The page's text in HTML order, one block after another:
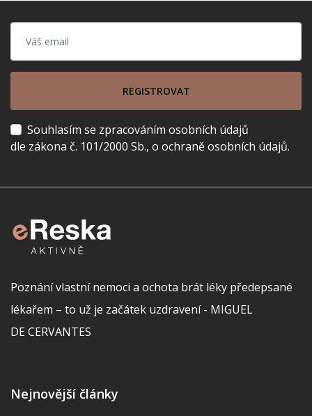
REGISTROVAT
Souhlasím se zpracováním osobních údajů
dle zákona č. 101/2000 Sb., o ochraně osobních údajů.
Poznání vlastní nemoci a ochota brát léky předepsané
lékařem – to už je začátek uzdravení - MIGUEL
DE CERVANTES
Nejnovější články